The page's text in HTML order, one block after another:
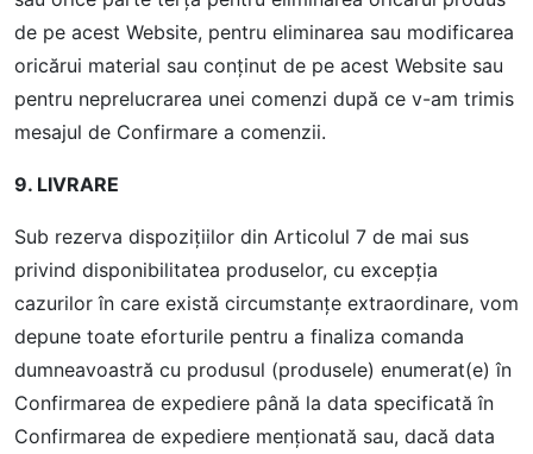
de pe acest Website, pentru eliminarea sau modificarea
oricărui material sau conţinut de pe acest Website sau
pentru neprelucrarea unei comenzi după ce v-am trimis
mesajul de Confirmare a comenzii.
9. LIVRARE
Sub rezerva dispoziţiilor din Articolul 7 de mai sus
privind disponibilitatea produselor, cu excepţia
cazurilor în care există circumstanţe extraordinare, vom
depune toate eforturile pentru a finaliza comanda
dumneavoastră cu produsul (produsele) enumerat(e) în
Confirmarea de expediere până la data specificată în
Confirmarea de expediere menţionată sau, dacă data